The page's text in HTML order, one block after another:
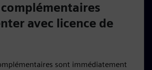
avec licence de
sont immédiatement